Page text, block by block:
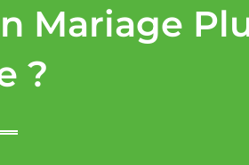
Mariage
?